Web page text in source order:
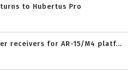
to Hubertus Pro
receivers for AR-15/M4 platf...